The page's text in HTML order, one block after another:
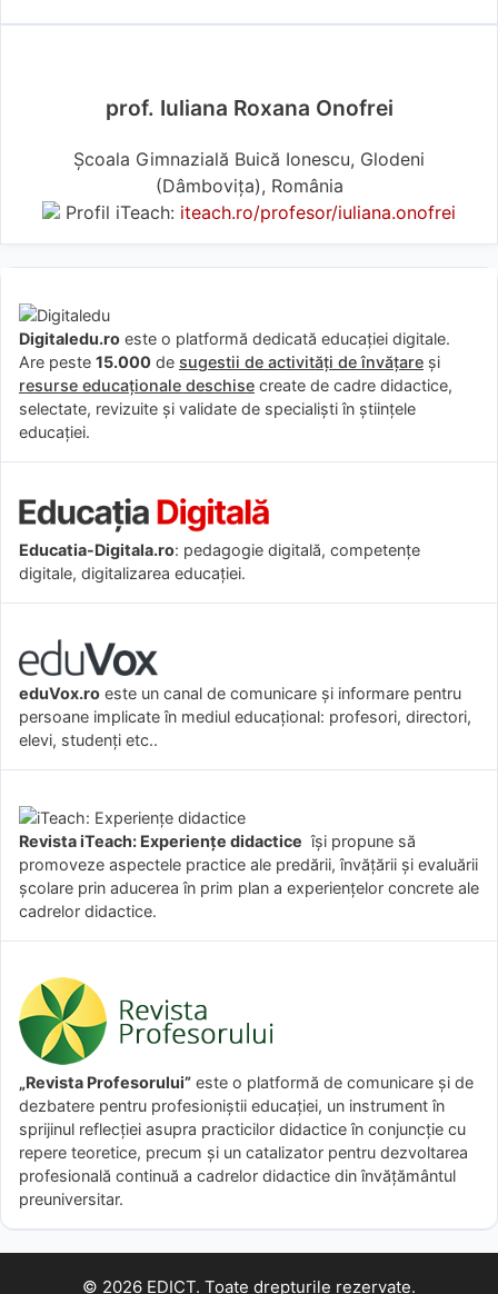
prof. Iuliana Roxana Onofrei
Școala Gimnazială Buică Ionescu, Glodeni
(Dâmboviţa), România
Profil iTeach: iteach.ro/profesor/iuliana.onofrei
Digitaledu.ro este o platformă dedicată educației digitale.
Are peste 15.000 de sugestii de activități de învățare și
resurse educaționale deschise create de cadre didactice,
selectate, revizuite și validate de specialiști în științele
educației.
Educatia-Digitala.ro: pedagogie digitală, competențe
digitale, digitalizarea educației.
eduVox.ro este un canal de comunicare și informare pentru
persoane implicate în mediul educațional: profesori, directori,
elevi, studenți etc..
Revista iTeach: Experienţe didactice îşi propune să
promoveze aspectele practice ale predării, învăţării şi evaluării
şcolare prin aducerea în prim plan a experienţelor concrete ale
cadrelor didactice.
„Revista Profesorului” este o platformă de comunicare și de
dezbatere pentru profesioniștii educației, un instrument în
sprijinul reflecției asupra practicilor didactice în conjuncție cu
repere teoretice, precum și un catalizator pentru dezvoltarea
profesională continuă a cadrelor didactice din învățământul
preuniversitar.
© 2026 EDICT. Toate drepturile rezervate.